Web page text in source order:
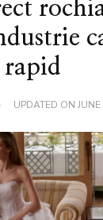
rapid
UPDATED ON